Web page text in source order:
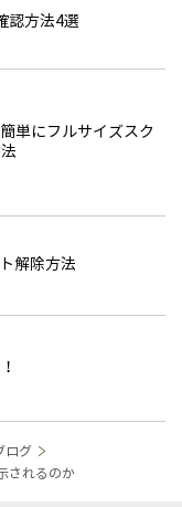
認方法4選
単にフルサイズスク
解除方法
ログ
されるのか